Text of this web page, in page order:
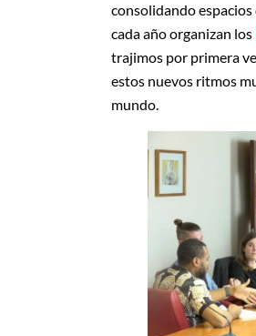
consolidando espacios
cada año organizan los
trajimos por primera
estos nuevos ritmos
mundo.